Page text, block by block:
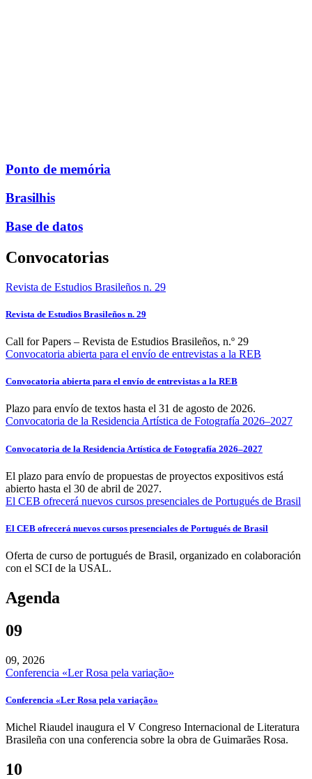
Ponto de memória
Brasilhis
Base de datos
Convocatorias
Revista de Estudios Brasileños n. 29
Revista de Estudios Brasileños n. 29
Call for Papers – Revista de Estudios Brasileños, n.º 29
Convocatoria abierta para el envío de entrevistas a la REB
Convocatoria abierta para el envío de entrevistas a la REB
Plazo para envío de textos hasta el 31 de agosto de 2026.
Convocatoria de la Residencia Artística de Fotografía 2026–2027
Convocatoria de la Residencia Artística de Fotografía 2026–2027
El plazo para envío de propuestas de proyectos expositivos está
abierto hasta el 30 de abril de 2027.
El CEB ofrecerá nuevos cursos presenciales de Portugués de Brasil
El CEB ofrecerá nuevos cursos presenciales de Portugués de Brasil
Oferta de curso de portugués de Brasil, organizado en colaboración
con el SCI de la USAL.
Agenda
09
09, 2026
Conferencia «Ler Rosa pela variação»
Conferencia «Ler Rosa pela variação»
Michel Riaudel inaugura el V Congreso Internacional de Literatura
Brasileña con una conferencia sobre la obra de Guimarães Rosa.
10